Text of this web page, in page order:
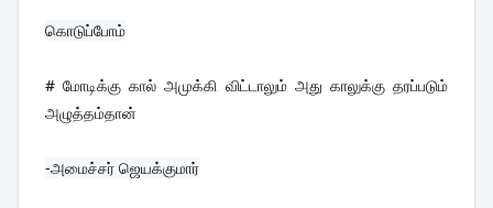
# மோடிக்கு கால் அமுக்கி விட்டாலும் அது காலுக்கு தரப்படும்
அழுத்தம்தான்